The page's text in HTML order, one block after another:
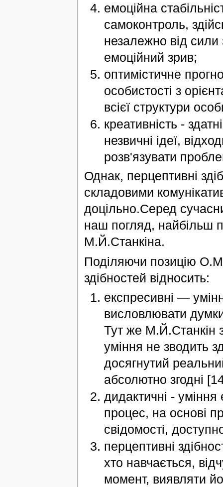
емоційна
самоконтроль,
незалежно від сили
емоційний зрив;
оптимістичне
особистості з
всієї структури
креативність -
незвичні ідеї,
розв'язувати
Однак, перцептивні
складовими
доцільно.Серед
наш погляд, найбільш
М.Й.Станкіна.
Поділяючи позицію
здібностей відносить:
експресивні —
висловлювати
Тут же М.Й.Станкін
уміння не зводить
досягнутий
абсолютно згодні
дидактичні -
процес, на основі
свідомості,
перцептивні
хто навчається,
момент, виявляти